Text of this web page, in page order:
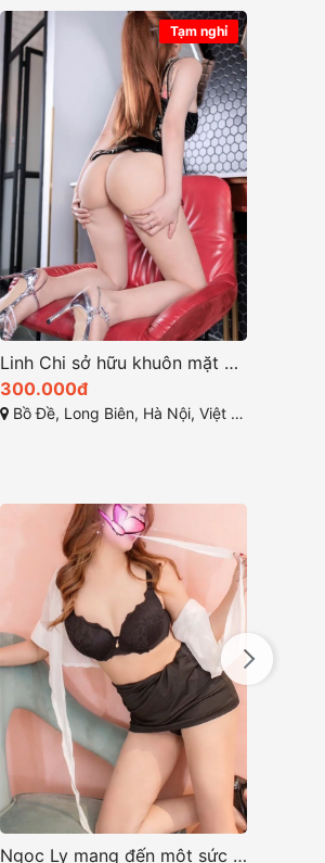
Tạm nghỉ
Linh Chi sở hữu khuôn mặt xinh xắn dịu dàng và quyến rũ
300.000đ
Bồ Đề, Long Biên, Hà Nội, Việt Nam
Ngọc Miu một cô gái sở hữu vẻ đẹp quyến rũ và cuốn hút